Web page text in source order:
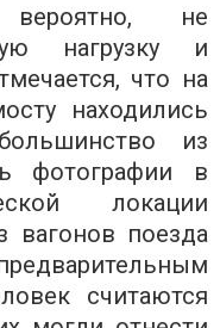
вероятно, не
нагрузку и
что на
находились
из
фотографии в
локации
вагонов поезда
считаются